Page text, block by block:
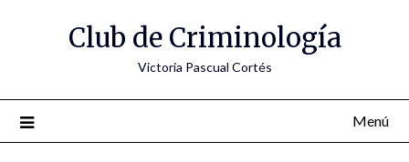
Club de Criminología
Victoria Pascual Cortés
Menú